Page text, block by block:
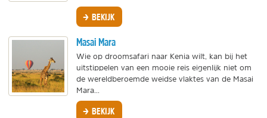
BEKIJK
Masai Mara
Wie op droomsafari naar Kenia wilt, kan bij het
uitstippelen van een mooie reis eigenlijk niet om
de wereldberoemde weidse vlaktes van de Masai
Mara...
BEKIJK